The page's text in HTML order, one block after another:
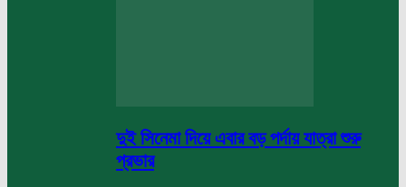
দুই সিনেমা দিয়ে এবার বড় পর্দায় যাত্রা শুরু
প্রভার